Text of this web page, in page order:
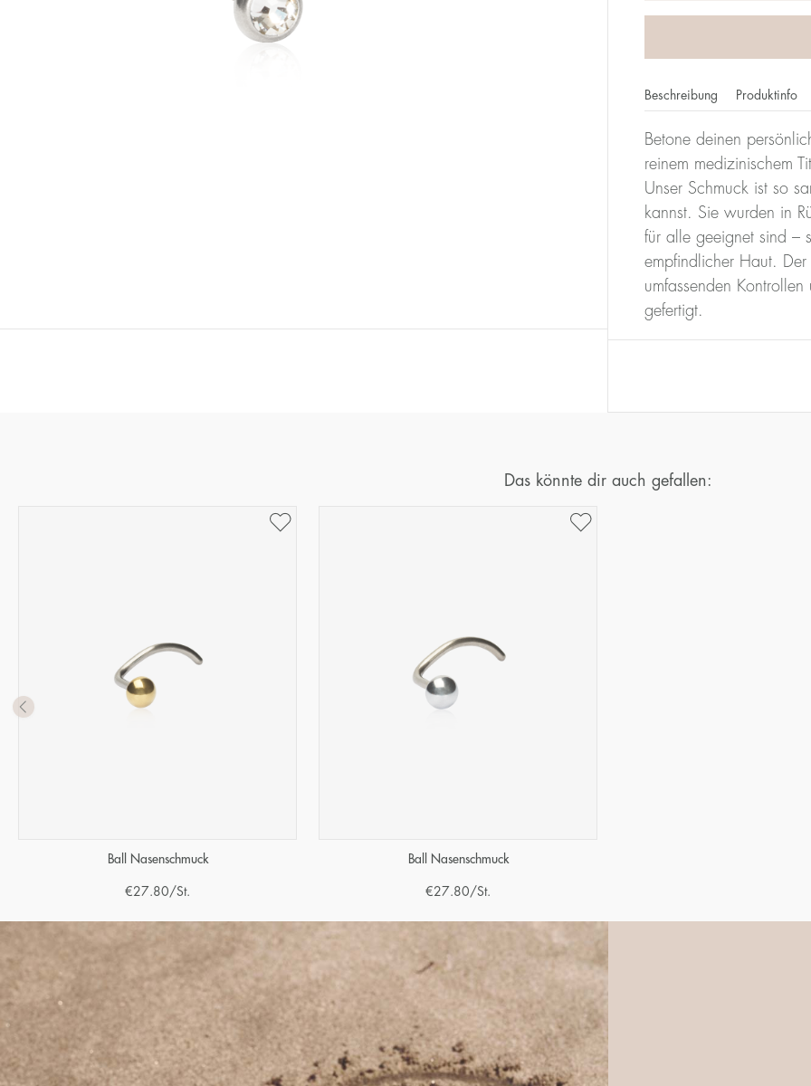
Beschreibung Produktinfo
Betone deinen
reinem medizinischem
Unser Schmuck ist so
kannst. Sie wurden in
für alle geeignet sind –
empfindlicher Haut.
umfassenden
gefertigt.
Das könnte dir auch gefallen:
Ball Nasenschmuck
€27.80 /St.
Ball Nasenschmuck
€27.80 /St.